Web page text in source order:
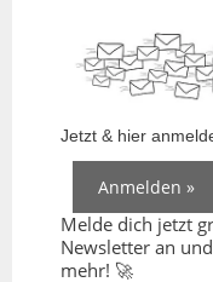
Jetzt & hier
Melde dich jetzt
Newsletter an
mehr! 🚀